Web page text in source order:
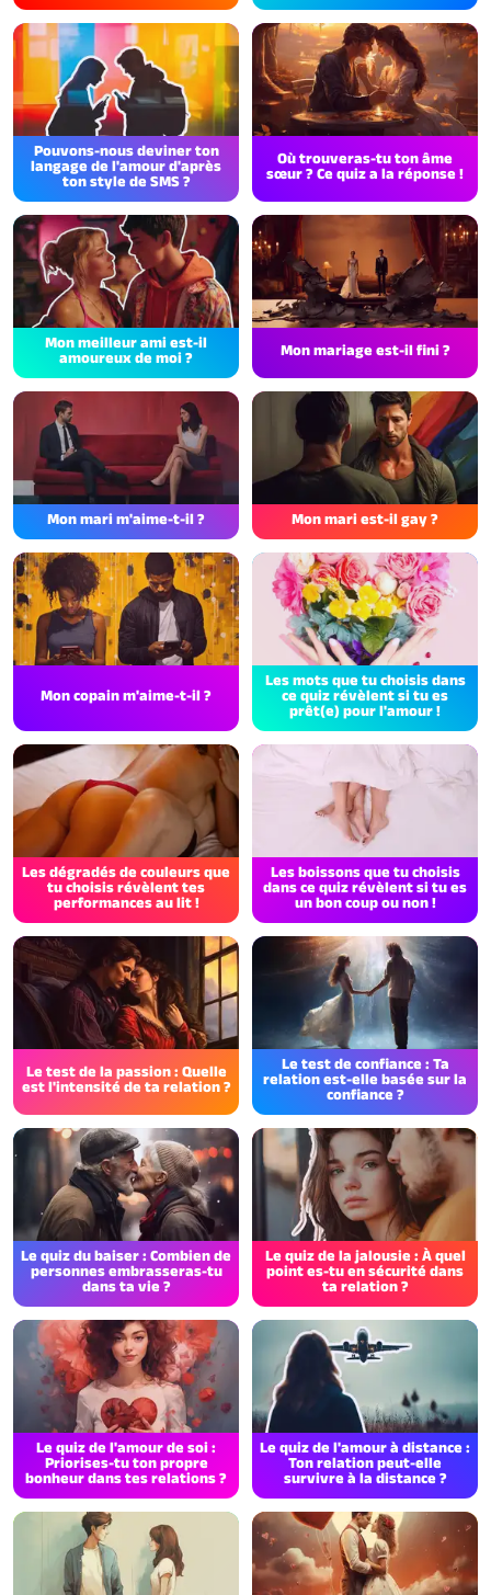
Pouvons-nous deviner ton
langage de l'amour d'après
ton style de SMS ?
Où trouveras-tu ton âme
sœur ? Ce quiz a la réponse !
Mon meilleur ami est-il
amoureux de moi ?
Mon mariage est-il fini ?
Mon mari m'aime-t-il ? Mon mari est-il gay ?
Mon copain m'aime-t-il ?
Les mots que tu choisis dans
ce quiz révèlent si tu es
prêt(e) pour l'amour !
Les dégradés de couleurs que
tu choisis révèlent tes
performances au lit !
Les boissons que tu choisis
dans ce quiz révèlent si tu es
un bon coup ou non !
Le test de la passion : Quelle
est l'intensité de ta relation ?
Le test de confiance : Ta
relation est-elle basée sur la
confiance ?
Le quiz du baiser : Combien de
personnes embrasseras-tu
dans ta vie ?
Le quiz de la jalousie : À quel
point es-tu en sécurité dans
ta relation ?
Le quiz de l'amour de soi :
Priorises-tu ton propre
bonheur dans tes relations ?
Le quiz de l'amour à distance :
Ton relation peut-elle
survivre à la distance ?